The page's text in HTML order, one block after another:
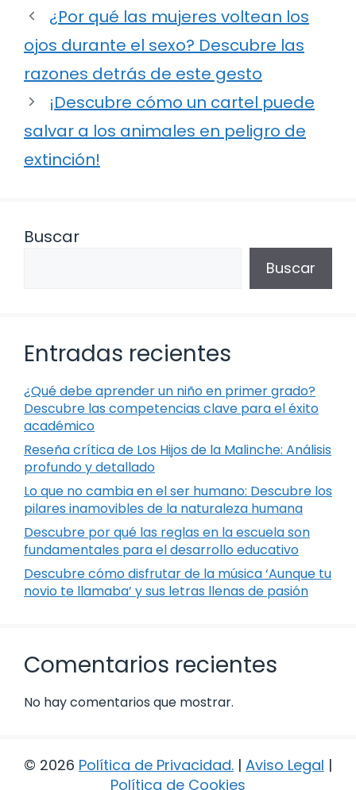
¿Por qué las mujeres voltean los
ojos durante el sexo? Descubre las
razones detrás de este gesto
¡Descubre cómo un cartel puede
salvar a los animales en peligro de
extinción!
Buscar
Buscar
Entradas recientes
¿Qué debe aprender un niño en primer grado?
Descubre las competencias clave para el éxito
académico
Reseña crítica de Los Hijos de la Malinche: Análisis
profundo y detallado
Lo que no cambia en el ser humano: Descubre los
pilares inamovibles de la naturaleza humana
Descubre por qué las reglas en la escuela son
fundamentales para el desarrollo educativo
Descubre cómo disfrutar de la música ‘Aunque tu
novio te llamaba’ y sus letras llenas de pasión
Comentarios recientes
No hay comentarios que mostrar.
© 2026 Política de Privacidad. | Aviso Legal |
Política de Cookies